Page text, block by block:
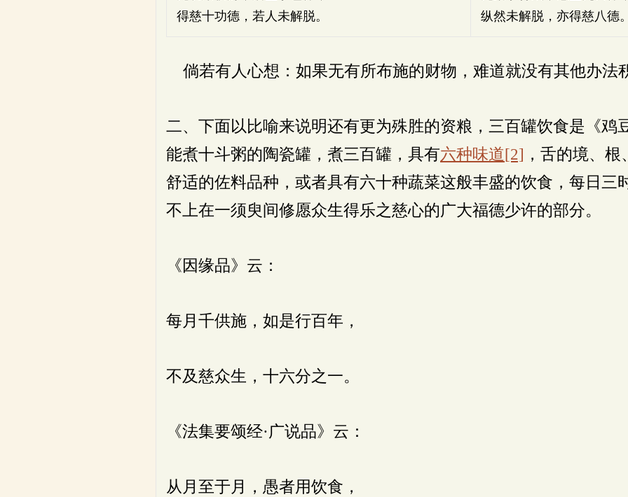
得慈十功德，若人未解脱。
纵然未解脱，亦得慈八德。
倘若有人心想：如果无有所布施的财物，难道就没有其他办法
二、下面以比喻来说明还有更为殊胜的资粮，三百罐饮食是《鸡
能煮十斗粥的陶瓷罐，煮三百罐，具有六种味道[2] ，舌的境、
舒适的佐料品种，或者具有六十种蔬菜这般丰盛的饮食，每日三
不上在一须臾间修愿众生得乐之慈心的广大福德少许的部分。
《因缘品》云：
每月千供施，如是行百年，
不及慈众生，十六分之一。
《法集要颂经·广说品》云：
从月至于月，愚者用饮食，